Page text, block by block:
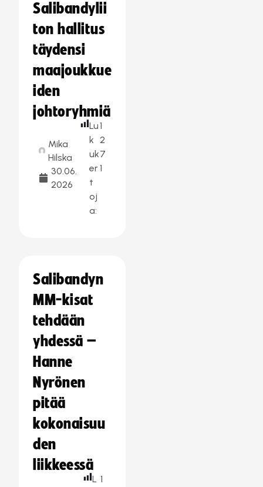
Salibandylii
ton hallitus
täydensi
maajoukkue
iden
johtoryhmiä
Mika
Hilska
30.06.
2026
Lu
k
uk
er
t
oj
a:
1
2
7
1
Salibandyn
MM-kisat
tehdään
yhdessä –
Hanne
Nyrönen
pitää
kokonaisuu
den
liikkeessä
L 1